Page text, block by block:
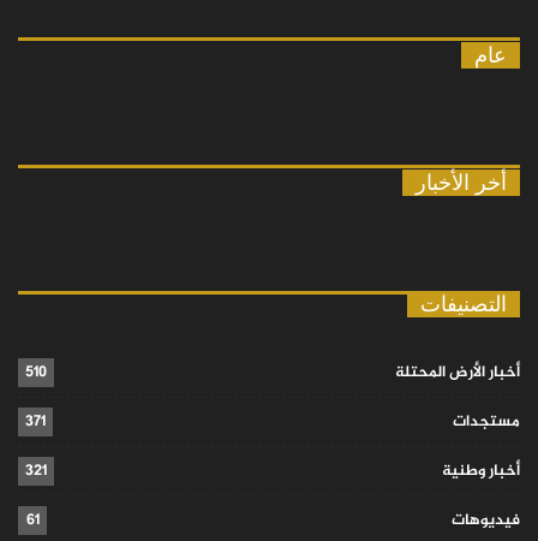
عام
أخر الأخبار
التصنيفات
أخبار الأرض المحتلة
510
مستجدات
371
أخبار وطنية
321
فيديوهات
61